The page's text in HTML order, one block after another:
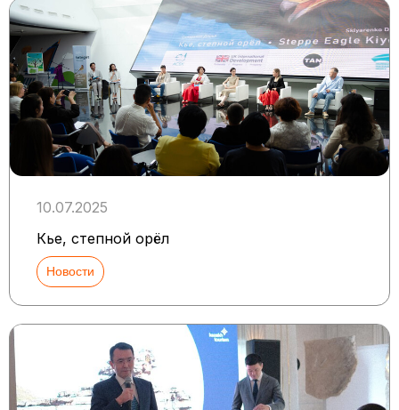
10.07.2025
Кье, степной орёл
Новости